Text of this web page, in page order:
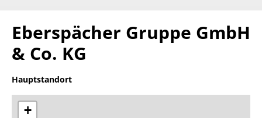
Eberspächer Gruppe GmbH
& Co. KG
Hauptstandort
+